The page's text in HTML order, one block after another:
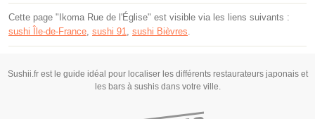
Cette page "Ikoma Rue de l'Église" est visible via les liens suivants :
sushi Île-de-France, sushi 91, sushi Bièvres.
Sushii.fr est le guide idéal pour localiser les différents restaurateurs japonais et
les bars à sushis dans votre ville.